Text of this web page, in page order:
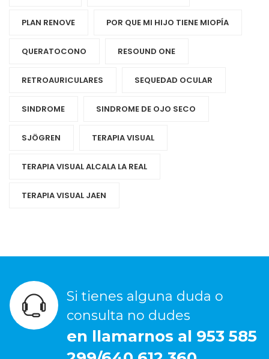
PLAN RENOVE POR QUE MI HIJO TIENE MIOPÍA
QUERATOCONO RESOUND ONE
RETROAURICULARES SEQUEDAD OCULAR
SINDROME SINDROME DE OJO SECO
SJÖGREN TERAPIA VISUAL
TERAPIA VISUAL ALCALA LA REAL
TERAPIA VISUAL JAEN
Si tienes alguna duda o
consulta no dudes
en llamarnos al 953 585